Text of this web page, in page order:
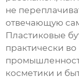
не
отвечающую
Пластиковые
практически
косметики и